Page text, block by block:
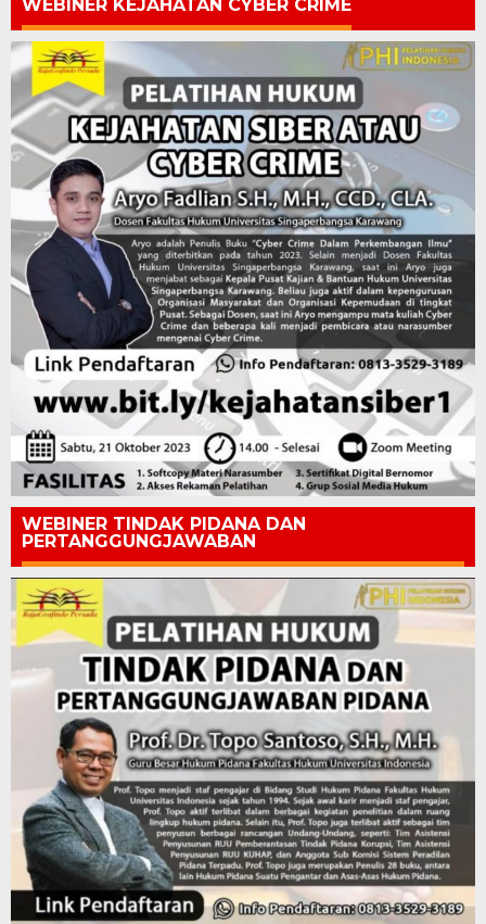
WEBINER KEJAHATAN CYBER CRIME
WEBINER TINDAK PIDANA DAN
PERTANGGUNGJAWABAN